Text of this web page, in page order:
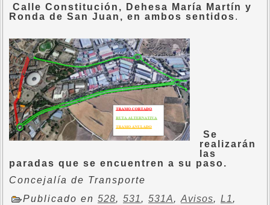
Calle Constitución, Dehesa María Martín y
Ronda de San Juan, en ambos sentidos.
Se
realizarán
las
paradas que se encuentren a su paso.
Concejalía de Transporte
Publicado en 528, 531 , 531A, Avisos, L1 ,